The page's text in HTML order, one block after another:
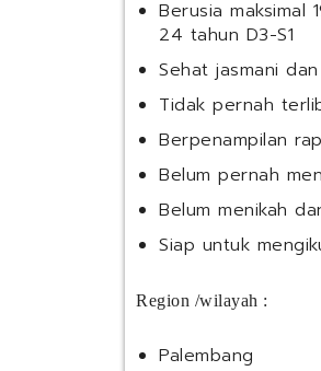
Berusia maksimal
24 tahun D3-S1
Sehat jasmani
Tidak pernah
Berpenampilan
Belum pernah
Belum menikah
Siap untuk
Region /wilayah :
Palembang